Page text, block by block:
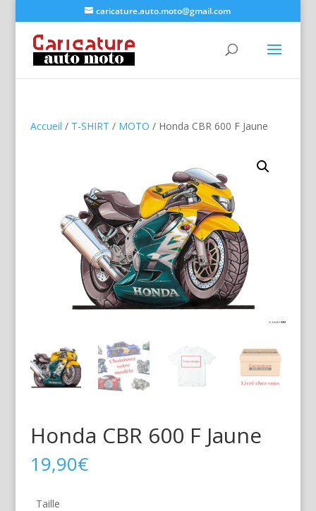
caricature.auto.moto@gmail.com
Accueil / T-SHIRT / MOTO / Honda CBR 600 F Jaune
Honda CBR 600 F Jaune
19,90€
Taille